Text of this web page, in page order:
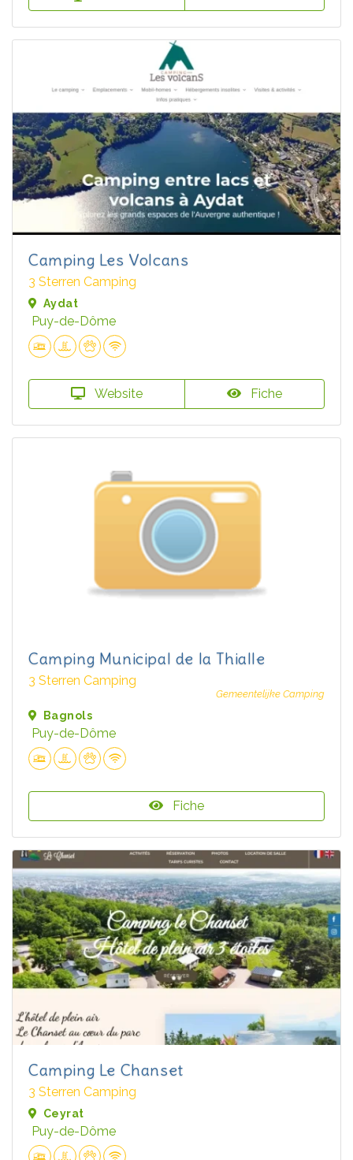
Camping Les Volcans
3 Sterren Camping
Aydat
Puy-de-Dôme
Website Fiche
Camping Municipal de la Thialle
3 Sterren Camping
Gemeentelijke Camping
Bagnols
Puy-de-Dôme
Fiche
Camping Le Chanset
3 Sterren Camping
Ceyrat
Puy-de-Dôme